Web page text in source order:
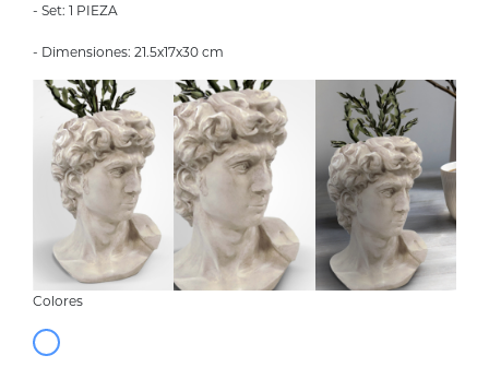
- Set: 1 PIEZA
- Dimensiones: 21.5x17x30 cm
Colores